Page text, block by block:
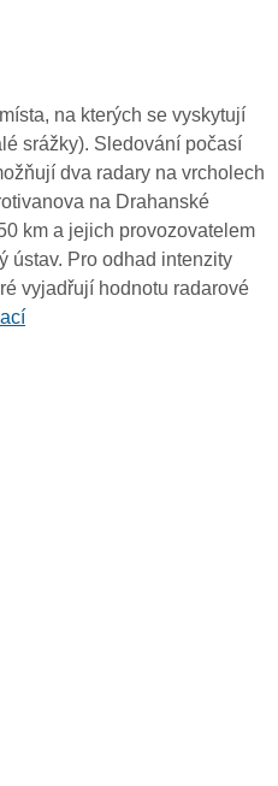
na kterých se vyskytují
srážky). Sledování počasí
dva radary na vrcholech
na Drahanské
km a jejich provozovatelem
ústav. Pro odhad intenzity
vyjadřují hodnotu radarové